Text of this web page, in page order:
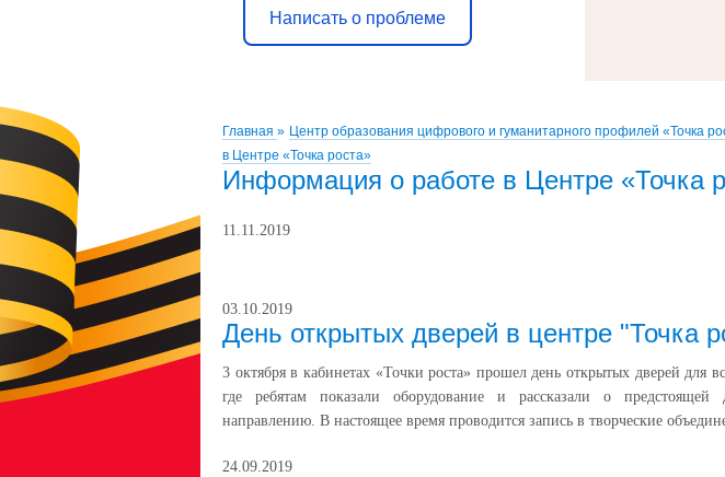
Написать о проблеме
Главная » Центр образования цифрового и гуманитарного профилей «Точка
в Центре «Точка роста»
Информация о работе в Центре «Точка
11.11.2019
03.10.2019
День открытых дверей в центре "Точка
3 октября в кабинетах «Точки роста» прошел день открытых дверей для
где ребятам показали оборудование и рассказали о предстоящей
направлению. В настоящее время проводится запись в творческие
24.09.2019